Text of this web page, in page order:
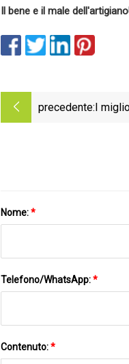
Il bene e il male dell'artigiano
precedente:I
Nome:*
Telefono/WhatsApp:*
Contenuto:*